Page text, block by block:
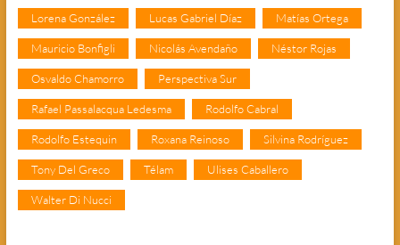
Lorena González Lucas Gabriel Díaz Matías Ortega
Mauricio Bonfigli Nicolás Avendaño Néstor Rojas
Osvaldo Chamorro Perspectiva Sur
Rafael Passalacqua Ledesma Rodolfo Cabral
Rodolfo Estequin Roxana Reinoso Silvina Rodríguez
Tony Del Greco Télam Ulises Caballero
Walter Di Nucci